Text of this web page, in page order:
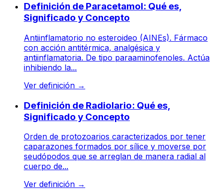
Definición de Paracetamol: Qué es,
Significado y Concepto
Antiinflamatorio no esteroideo (AINEs). Fármaco
con acción antitérmica, analgésica y
antiinflamatoria. De tipo paraaminofenoles. Actúa
inhibiendo la...
Ver definición →
Definición de Radiolario: Qué es,
Significado y Concepto
Orden de protozoarios caracterizados por tener
caparazones formados por sílice y moverse por
seudópodos que se arreglan de manera radial al
cuerpo de...
Ver definición →